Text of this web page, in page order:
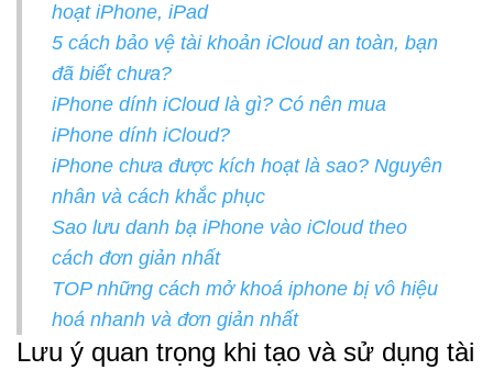
hoạt iPhone, iPad
5 cách bảo vệ tài khoản iCloud an toàn, bạn
đã biết chưa?
iPhone dính iCloud là gì? Có nên mua
iPhone dính iCloud?
iPhone chưa được kích hoạt là sao? Nguyên
nhân và cách khắc phục
Sao lưu danh bạ iPhone vào iCloud theo
cách đơn giản nhất
TOP những cách mở khoá iphone bị vô hiệu
hoá nhanh và đơn giản nhất
Lưu ý quan trọng khi tạo và sử dụng tài